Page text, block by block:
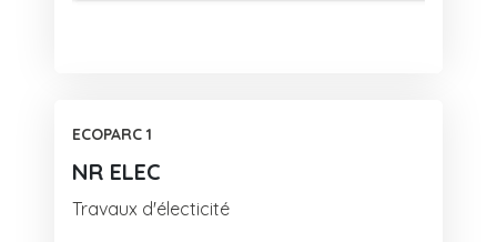
ECOPARC 1
NR ELEC
Travaux d'électicité